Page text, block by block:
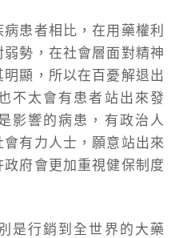
患者相比，在用藥權利
勢，在社會層面對精神
顯，所以在百憂解退出
不太會有患者站出來發
影響的病患，有政治人
有力人士，願意站出來
府會更加重視健保制度
是行銷到全世界的大藥